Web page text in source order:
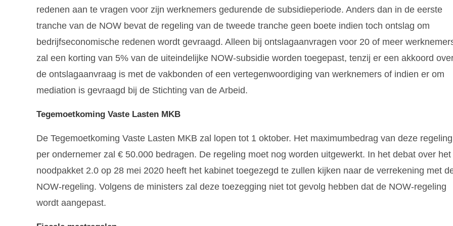
redenen aan te vragen voor zijn werknemers gedurende de subsidieperiode. Anders dan in de eerste
tranche van de NOW bevat de regeling van de tweede tranche geen boete indien toch ontslag om
bedrijfseconomische redenen wordt gevraagd. Alleen bij ontslagaanvragen voor 20 of meer
zal een korting van 5% van de uiteindelijke NOW-subsidie worden toegepast, tenzij er een akkoord
de ontslagaanvraag is met de vakbonden of een vertegenwoordiging van werknemers of indien er om
mediation is gevraagd bij de Stichting van de Arbeid.
Tegemoetkoming Vaste Lasten MKB
De Tegemoetkoming Vaste Lasten MKB zal lopen tot 1 oktober. Het maximumbedrag van deze regeling
per ondernemer zal € 50.000 bedragen. De regeling moet nog worden uitgewerkt. In het debat over het
noodpakket 2.0 op 28 mei 2020 heeft het kabinet toegezegd te zullen kijken naar de verrekening met
NOW-regeling. Volgens de ministers zal deze toezegging niet tot gevolg hebben dat de NOW-regeling
wordt aangepast.